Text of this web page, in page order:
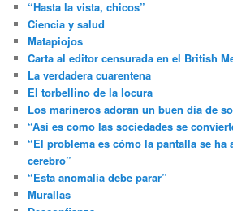
“Hasta la vista, chicos”
Ciencia y salud
Matapiojos
Carta al editor censurada en el British
La verdadera cuarentena
El torbellino de la locura
Los marineros adoran un buen día de
“Así es como las sociedades se
“El problema es cómo la pantalla se ha
cerebro”
“Esta anomalía debe parar”
Murallas